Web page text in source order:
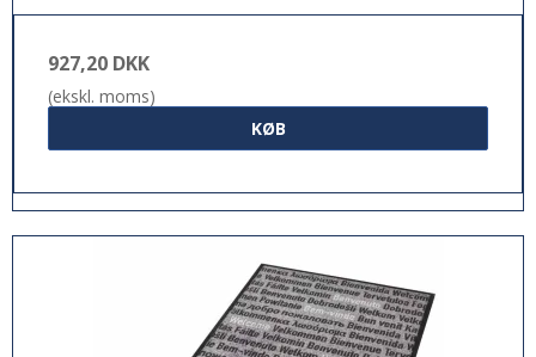
927,20 DKK
(ekskl. moms)
KØB